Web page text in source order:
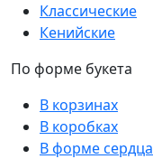
Классические
Кенийские
По форме букета
В корзинах
В коробках
В форме сердца